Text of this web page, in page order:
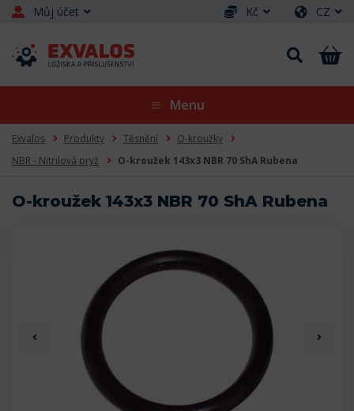
Můj účet Kč CZ
Menu
Exvalos Produkty Těsnění
O-kroužky
NBR - Nitrilová pryž
O-kroužek 143x3 NBR 70 ShA Rubena
O-kroužek 143x3 NBR 70 ShA Rubena